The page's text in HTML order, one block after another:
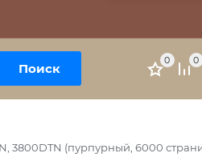
Поиск
0 0
3800DTN (пурпурный, 6000